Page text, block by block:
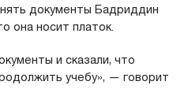
документы Бадриддин
она носит платок.
и сказали, что
учебу», — говорит